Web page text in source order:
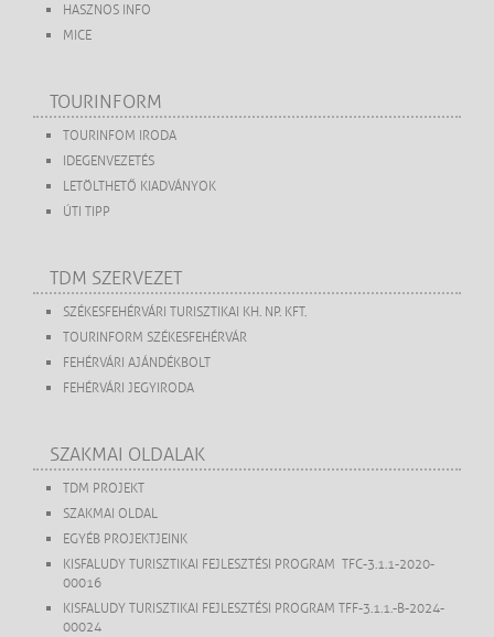
HASZNOS INFO
MICE
TOURINFORM
TOURINFOM IRODA
IDEGENVEZETÉS
LETÖLTHETŐ KIADVÁNYOK
ÚTI TIPP
TDM SZERVEZET
SZÉKESFEHÉRVÁRI TURISZTIKAI KH. NP. KFT.
TOURINFORM SZÉKESFEHÉRVÁR
FEHÉRVÁRI AJÁNDÉKBOLT
FEHÉRVÁRI JEGYIRODA
SZAKMAI OLDALAK
TDM PROJEKT
SZAKMAI OLDAL
EGYÉB PROJEKTJEINK
KISFALUDY TURISZTIKAI FEJLESZTÉSI PROGRAM TFC-3.1.1-2020-
00016
KISFALUDY TURISZTIKAI FEJLESZTÉSI PROGRAM TFF-3.1.1.-B-2024-
00024